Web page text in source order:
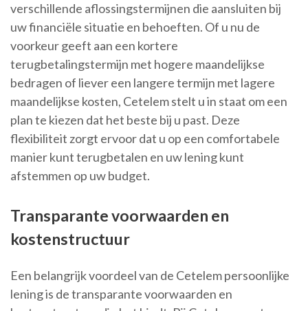
verschillende aflossingstermijnen die aansluiten bij
uw financiële situatie en behoeften. Of u nu de
voorkeur geeft aan een kortere
terugbetalingstermijn met hogere maandelijkse
bedragen of liever een langere termijn met lagere
maandelijkse kosten, Cetelem stelt u in staat om een
plan te kiezen dat het beste bij u past. Deze
flexibiliteit zorgt ervoor dat u op een comfortabele
manier kunt terugbetalen en uw lening kunt
afstemmen op uw budget.
Transparante voorwaarden en
kostenstructuur
Een belangrijk voordeel van de Cetelem persoonlijke
lening is de transparante voorwaarden en